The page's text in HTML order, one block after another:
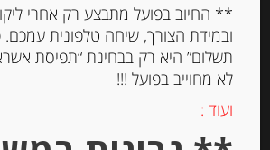
גרם GAUDI
מחיר ל 100 גרם: 46.25 ש"ח
** החיוב בפועל מתבצע רק אחרי
ובמידת הצורך, שיחה טלפונית
תשלום” היא רק בבחינת “תפיסת
לא מחוייב בפועל !!!
ועוד :